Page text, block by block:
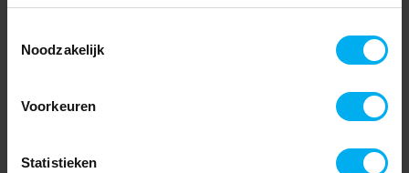
Noodzakelijk
Voorkeuren
Statistieken